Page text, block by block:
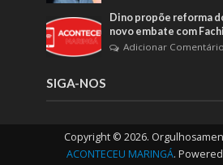
Dino propõe reforma
novo embate com
Adicionar Comentário
SIGA-NOS
Copyright © 2026.
ACONTECEU MARINGÁ.